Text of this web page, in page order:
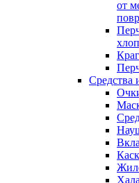
от
Средства